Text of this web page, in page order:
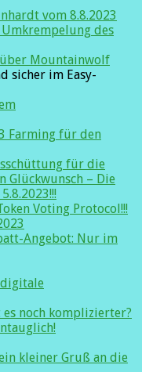
vom 8.8.2023
des
über Mountainwolf
sicher im Easy-
Farming für den
für die
Glückwunsch – Die
Voting Protocol!!!
Angebot: Nur im
digitale
noch komplizierter?
kleiner Gruß an die